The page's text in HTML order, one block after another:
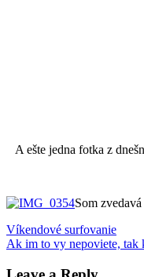
A ešte jedna fotka z
Som
Annie
LennoxKodaňkonferencia
Post
navigation
Previous
Post:
Víkendové surfovanie
Next
Ak im to vy nepoviete, tak